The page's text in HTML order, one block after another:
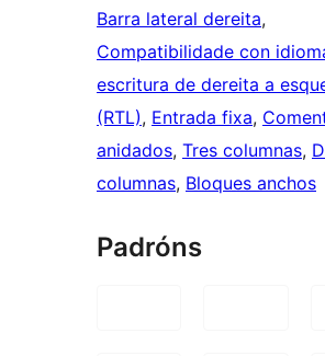
Barra lateral dereita
Compatibilidade con
escritura de dereita a
(RTL), Entrada fixa,
anidados, Tres columnas,
columnas, Bloques anchos
Padróns